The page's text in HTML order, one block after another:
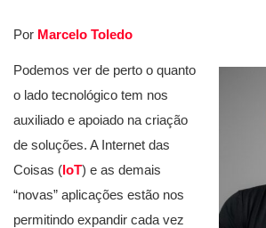
Por Marcelo Toledo
Podemos ver de perto o quanto
o lado tecnológico tem nos
auxiliado e apoiado na criação
de soluções. A Internet das
Coisas (loT) e as demais
“novas” aplicações estão nos
permitindo expandir cada vez